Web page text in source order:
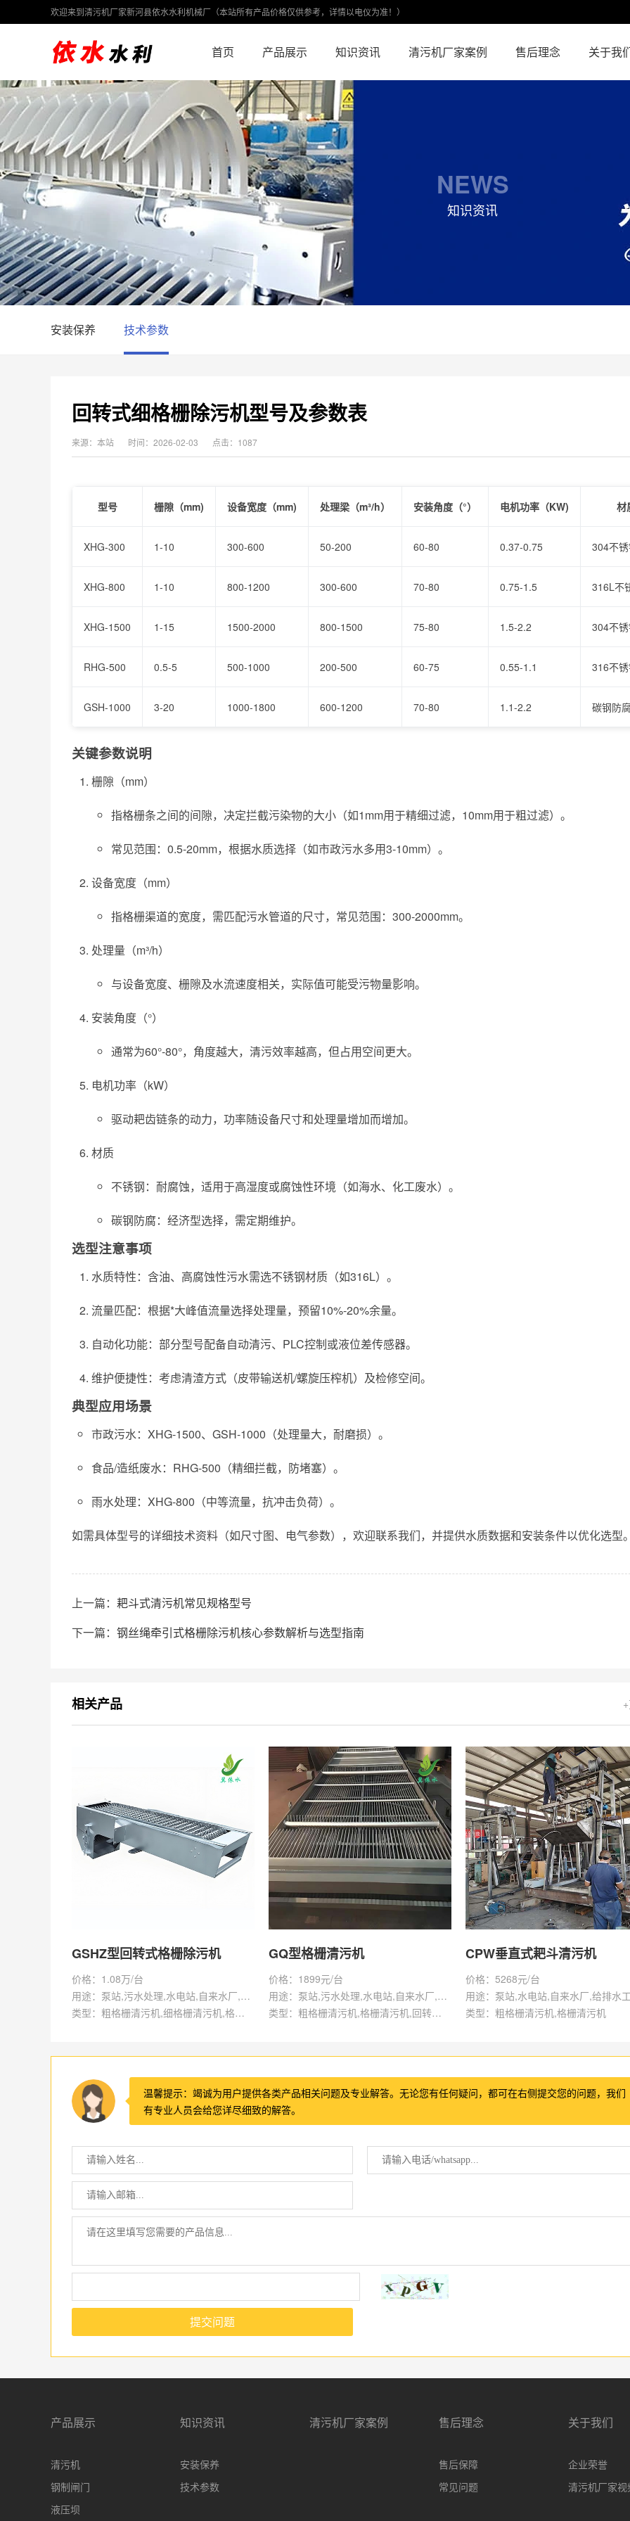
欢迎来到清污机厂家新河县依水水利机械厂（本站所有产品价格仅供参考，详情以电仪为准！）
首页 产品展示 知识资讯 清污机厂家案例 售后理念 关于我
NEWS
知识资讯
安装保养 技术参数
回转式细格栅除污机型号及参数表
来源：本站 时间：2026-02-03 点击：1087
型号 栅隙（mm) 设备宽度（mm) 处理梁（m³/h） 安装角度（°） 电机功率（KW) 材
XHG-300 1-10 300-600 50-200 60-80 0.37-0.75 304不
XHG-800 1-10 800-1200 300-600 70-80 0.75-1.5 316L不
XHG-1500 1-15 1500-2000 800-1500 75-80 1.5-2.2 304不
RHG-500 0.5-5 500-1000 200-500 60-75 0.55-1.1 316不
GSH-1000 3-20 1000-1800 600-1200 70-80 1.1-2.2 碳钢防
关键参数说明
栅隙（mm）
指格栅条之间的间隙，决定拦截污染物的大小（如1mm用于精细过滤，10mm用于粗过滤）。
常见范围：0.5-20mm，根据水质选择（如市政污水多用3-10mm）。
设备宽度（mm）
指格栅渠道的宽度，需匹配污水管道的尺寸，常见范围：300-2000mm。
处理量（m³/h）
与设备宽度、栅隙及水流速度相关，实际值可能受污物量影响。
安装角度（°）
通常为60°-80°，角度越大，清污效率越高，但占用空间更大。
电机功率（kW）
驱动耙齿链条的动力，功率随设备尺寸和处理量增加而增加。
材质
不锈钢：耐腐蚀，适用于高湿度或腐蚀性环境（如海水、化工废水）。
碳钢防腐：经济型选择，需定期维护。
选型注意事项
水质特性：含油、高腐蚀性污水需选不锈钢材质（如316L）。
流量匹配：根据*大峰值流量选择处理量，预留10%-20%余量。
自动化功能：部分型号配备自动清污、PLC控制或液位差传感器。
维护便捷性：考虑清渣方式（皮带输送机/螺旋压榨机）及检修空间。
典型应用场景
市政污水：XHG-1500、GSH-1000（处理量大，耐磨损）。
食品/造纸废水：RHG-500（精细拦截，防堵塞）。
雨水处理：XHG-800（中等流量，抗冲击负荷）。
如需具体型号的详细技术资料（如尺寸图、电气参数），欢迎联系我们，并提供水质数据和安装条件以优化选型
上一篇： 耙斗式清污机常见规格型号
下一篇： 钢丝绳牵引式格栅除污机核心参数解析与选型指南
相关产品
GSHZ型回转式格栅除污机
价格：1.08万/台
用途：泵站,污水处理,水电站,自来水厂,渠道,水产养殖,化工,纺织,给排水工程
类型：粗格栅清污机,细格栅清污机,格栅清污机,回转式清污机
GQ型格栅清污机
价格：1899元/台
用途：泵站,污水处理,水电站,自来水厂,给排水工程
类型：粗格栅清污机,格栅清污机,回转式清污机
CPW垂直式耙斗清污机
价格：5268元/台
用途：泵站,水电站,自来水厂,给排水
类型：粗格栅清污机,格栅清污机
温馨提示：竭诚为用户提供各类产品相关问题及专业解答。无论您有任何疑问，都可在右侧提交您的问题，我们
有专业人员会给您详尽细致的解答。
提交问题
产品展示
清污机
钢制闸门
液压坝
知识资讯
安装保养
技术参数
清污机厂家案例 售后理念
售后保障
常见问题
关于我们
企业荣誉
清污机厂家视